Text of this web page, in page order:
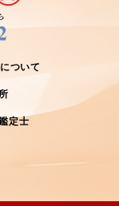
ついて
定士